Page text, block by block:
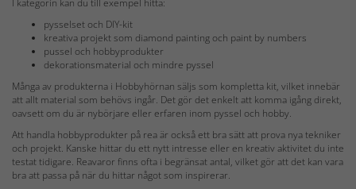
I kategorin kan du till exempel hitta:
pysselset och DIY-kit
kreativa projekt som diamond painting och paint by numbers
pussel och hobbyprodukter
dekorationsmaterial och mindre pyssel
Många av produkterna i Hobbyhörnan säljs som kompletta kit, vilket innebär
att allt material som behövs ingår. Det gör det enkelt att komma igång direkt,
oavsett om du är nybörjare eller erfaren inom pyssel och hobby.
Att handla hobbyprodukter på rea är också ett bra sätt att prova nya tekniker
och projekt. Kanske hittar du ett nytt intresse eller en kreativ aktivitet du inte
testat tidigare. Reavaror finns ofta i begränsat antal, vilket gör att det kan vara
bra att passa på när du hittar något som inspirerar.